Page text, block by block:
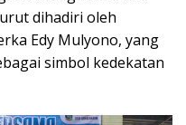
dihadiri oleh
Edy Mulyono, yang
simbol kedekatan